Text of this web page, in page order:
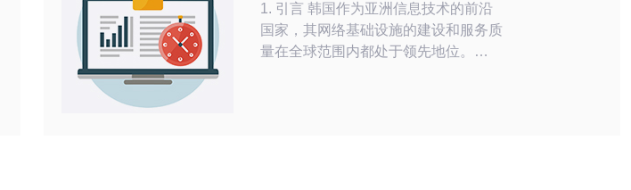
1. 引言 韩国作为亚洲信息技术的前沿
国家，其网络基础设施的建设和服务质
量在全球范围内都处于领先地位。